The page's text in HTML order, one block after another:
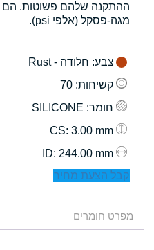
ההתקנה שלהם פשוטות. הם
מגה-פסקל (אלפי psi).
צבע: חלודה - Rust
קשיחות: 70
חומר: SILICONE
: 3.00 mm
: 244.00 mm
קבל הצעת מחיר
מפרט חומרים